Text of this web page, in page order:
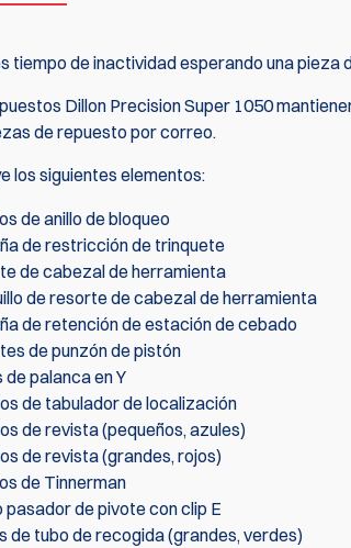
tiempo de inactividad esperando una pieza
Dillon Precision Super 1050
de repuesto por correo.
los siguientes elementos:
de anillo de bloqueo
de restricción de trinquete
de cabezal de herramienta
de resorte de cabezal de herramienta
de retención de estación de cebado
de punzón de pistón
de palanca en Y
de tabulador de localización
de revista (pequeños, azules)
de revista (grandes, rojos)
de Tinnerman
pasador de pivote con clip E
de tubo de recogida (grandes, verdes)